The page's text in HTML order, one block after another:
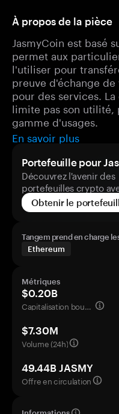
À propos de la pièce
JasmyCoin est basé
permet aux
l'utiliser pour
preuve d'échange
pour des services.
limite pas son utilité,
gamme d'usages.
En savoir plus
Portefeuille pour
Découvrez l'avenir des
portefeuilles crypto
Obtenir le
Tangem prend en charge
Ethereum
Métriques
$0.20B
Capitalisation boursière
$7.30M
Volume (24h)
49.44B JASMY
Offre en circulation